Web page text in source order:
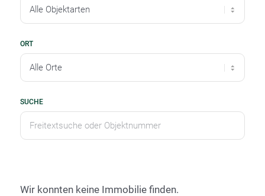
ORT
SUCHE
Wir konnten keine Immobilie finden.